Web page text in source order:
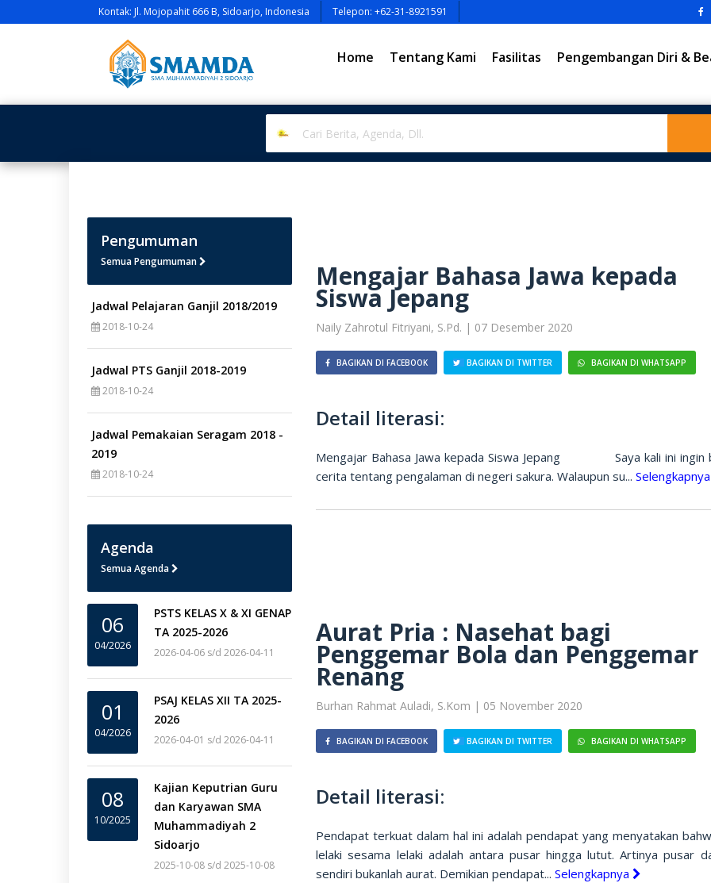
Kontak: Jl. Mojopahit 666 B, Sidoarjo, Indonesia Telepon: +62-31-8921591
Home Tentang Kami Fasilitas Pengembangan Diri &
Pengumuman
Semua Pengumuman
Jadwal Pelajaran Ganjil 2018/2019
2018-10-24
Jadwal PTS Ganjil 2018-2019
2018-10-24
Jadwal Pemakaian Seragam 2018 -
2019
2018-10-24
Agenda
Semua Agenda
06
04/2026
PSTS KELAS X & XI GENAP
TA 2025-2026
2026-04-06 s/d 2026-04-11
01
04/2026
PSAJ KELAS XII TA 2025-
2026
2026-04-01 s/d 2026-04-11
08
10/2025
Kajian Keputrian Guru
dan Karyawan SMA
Muhammadiyah 2
Sidoarjo
2025-10-08 s/d 2025-10-08
Mengajar Bahasa Jawa kepada
Siswa Jepang
Naily Zahrotul Fitriyani, S.Pd. | 07 Desember 2020
BAGIKAN DI FACEBOOK BAGIKAN DI TWITTER BAGIKAN DI WHATSAPP
Detail literasi:
Mengajar Bahasa Jawa kepada Siswa Jepang Saya kali ini ingin
cerita tentang pengalaman di negeri sakura. Walaupun su...
Aurat Pria : Nasehat bagi
Penggemar Bola dan Penggemar
Renang
Burhan Rahmat Auladi, S.Kom | 05 November 2020
BAGIKAN DI FACEBOOK BAGIKAN DI TWITTER BAGIKAN DI WHATSAPP
Detail literasi:
Pendapat terkuat dalam hal ini adalah pendapat yang menyatakan
lelaki sesama lelaki adalah antara pusar hingga lutut. Artinya pusar
sendiri bukanlah aurat. Demikian pendapat...Selengkapnya